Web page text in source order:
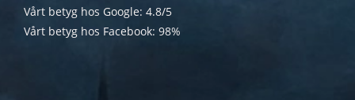
Vårt betyg hos Google: 4.8/5
Vårt betyg hos Facebook: 98%